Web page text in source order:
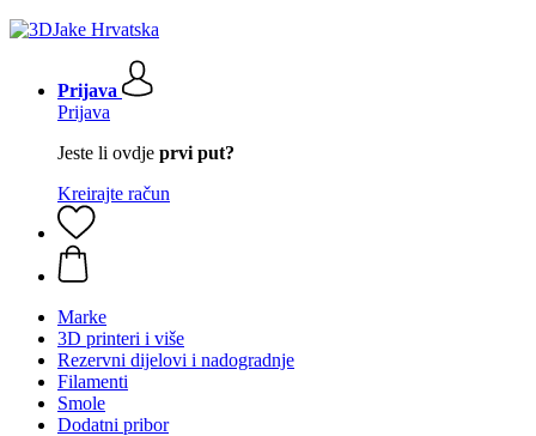
Prijava
Prijava
Jeste li ovdje prvi put?
Kreirajte račun
Marke
3D printeri i više
Rezervni dijelovi i nadogradnje
Filamenti
Smole
Dodatni pribor